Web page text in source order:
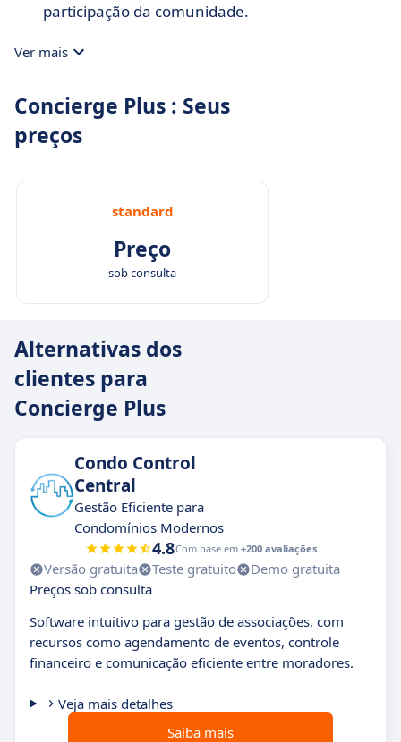
participação da comunidade.
Ver mais
Concierge Plus : Seus
preços
standard
Preço
sob consulta
Alternativas dos
clientes para
Concierge Plus
Condo Control
Central
Gestão Eficiente para
Condomínios Modernos
4.8Com base em +200 avaliações
Versão gratuita Teste gratuito
Demo gratuita
Preços sob consulta
Software intuitivo para gestão de associações, com
recursos como agendamento de eventos, controle
financeiro e comunicação eficiente entre moradores.
Veja mais detalhes
Saiba mais